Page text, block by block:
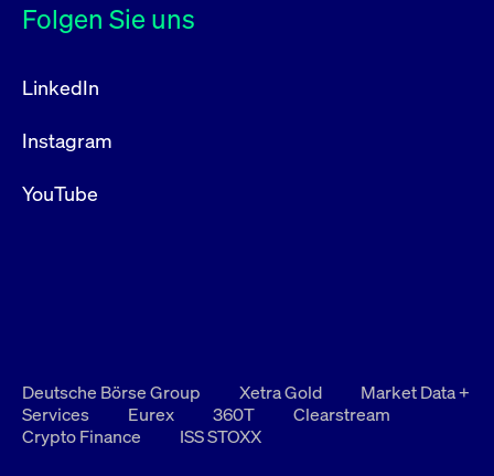
Folgen Sie uns
LinkedIn
Instagram
YouTube
Deutsche Börse Group Xetra Gold
Market Data +
Services
Eurex 360T
Clearstream
Crypto Finance
ISS STOXX